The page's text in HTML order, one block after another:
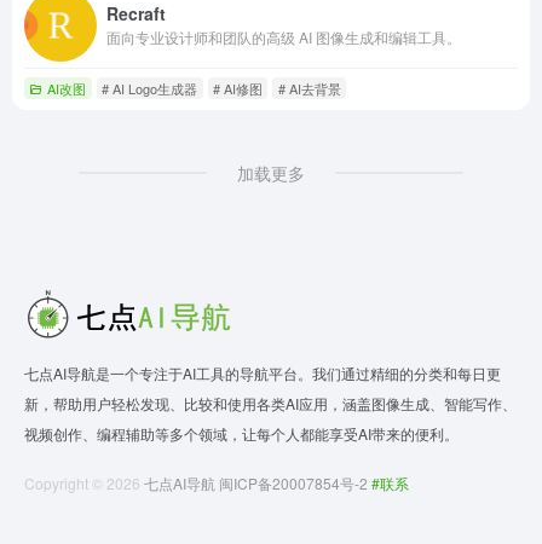
Recraft
面向专业设计师和团队的高级 AI 图像生成和编辑工具。
AI改图 # AI Logo生成器 # AI修图 # AI去背景
加载更多
七点AI导航是一个专注于AI工具的导航平台。我们通过精细的分类和每日更
新，帮助用户轻松发现、比较和使用各类AI应用，涵盖图像生成、智能写作、
视频创作、编程辅助等多个领域，让每个人都能享受AI带来的便利。
Copyright © 2026 七点AI导航 闽ICP备20007854号-2 #联系